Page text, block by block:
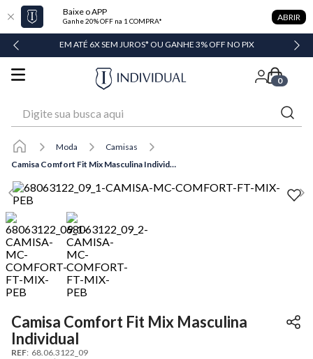
Baixe o APP
Ganhe 20% OFF na 1 COMPRA* ABRIR
EM ATÉ 6X SEM JUROS* OU GANHE 3% OFF NO PIX
0
Moda
Camisas
Camisa Comfort Fit Mix Masculina Individual
Camisa Comfort Fit Mix Masculina
Individual
REF: 68.06.3122_09